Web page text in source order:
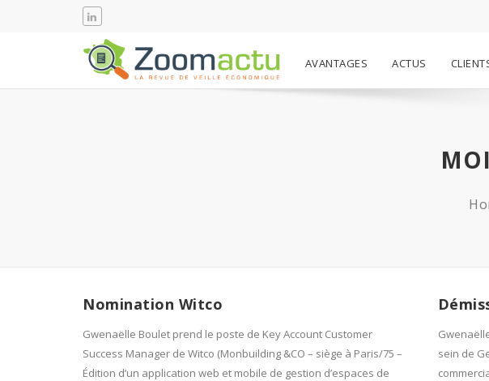
AVANTAGES ACTUS
Nomination Witco
Gwenaëlle Boulet prend le poste de Key Account Customer
Success Manager de Witco (Monbuilding &CO – siège à Paris/75 –
Édition d’un application web et mobile de gestion d’espaces de
sein de